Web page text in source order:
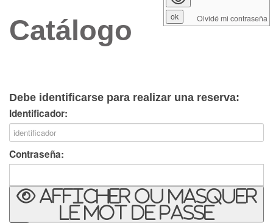
Catálogo
Debe identificarse para realizar una reserva:
Identificador:
Contraseña:
Afficher ou masquer
le mot de passe
Olvidé mi contraseña